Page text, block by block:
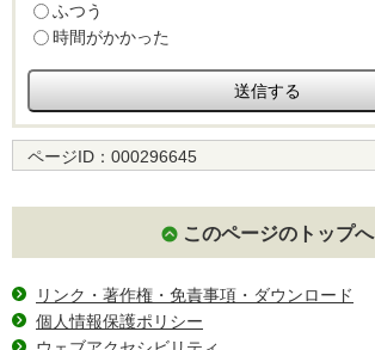
ふつう
時間がかかった
ページID： 000296645
このページのトップへ
リンク・著作権・免責事項・ダウンロード
個人情報保護ポリシー